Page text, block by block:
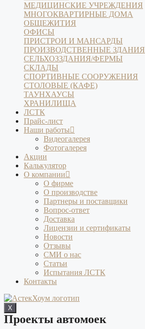
МЕДИЦИНСКИЕ УЧРЕЖДЕНИЯ
МНОГОКВАРТИРНЫЕ ДОМА
ОБЩЕЖИТИЯ
ОФИСЫ
ПРИСТРОИ И МАНСАРДЫ
ПРОИЗВОДСТВЕННЫЕ ЗДАНИЯ
СЕЛЬХОЗЗДАНИЯ/ФЕРМЫ
СКЛАДЫ
СПОРТИВНЫЕ СООРУЖЕНИЯ
СТОЛОВЫЕ (КАФЕ)
ТАУНХАУСЫ
ХРАНИЛИЩА
ЛСТК
Прайс-лист
Наши работы
Видеогалерея
Фотогалерея
Акции
Калькулятор
О компании
О фирме
О производстве
Партнеры и поставщики
Вопрос-ответ
Доставка
Лицензии и сертификаты
Новости
Отзывы
СМИ о нас
Статьи
Испытания ЛСТК
Контакты
X
Проекты автомоек